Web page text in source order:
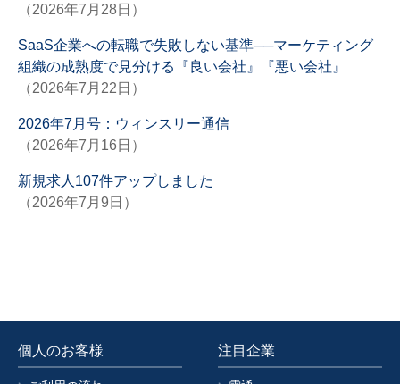
（2026年7月28日）
SaaS企業への転職で失敗しない基準──マーケティング
組織の成熟度で見分ける『良い会社』『悪い会社』
（2026年7月22日）
2026年7月号：ウィンスリー通信
（2026年7月16日）
新規求人107件アップしました
（2026年7月9日）
個人のお客様 注目企業